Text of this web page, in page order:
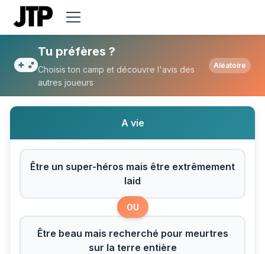
Tu préfères Être un super-héros mais
Tu préfères ?
Choisis ton camp et découvre l'avis des
autres joueurs
Aléatoire
A vie
Être un super-héros mais être extrêmement
laid
OU
Être beau mais recherché pour meurtres
sur la terre entière